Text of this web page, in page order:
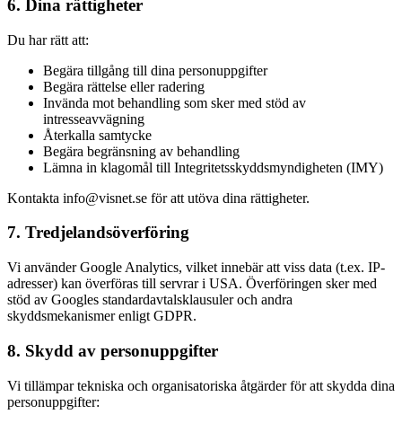
6. Dina rättigheter
Du har rätt att:
Begära tillgång till dina personuppgifter
Begära rättelse eller radering
Invända mot behandling som sker med stöd av
intresseavvägning
Återkalla samtycke
Begära begränsning av behandling
Lämna in klagomål till Integritetsskyddsmyndigheten (IMY)
Kontakta info@visnet.se för att utöva dina rättigheter.
7. Tredjelandsöverföring
Vi använder Google Analytics, vilket innebär att viss data (t.ex. IP-
adresser) kan överföras till servrar i USA. Överföringen sker med
stöd av Googles standardavtalsklausuler och andra
skyddsmekanismer enligt GDPR.
8. Skydd av personuppgifter
Vi tillämpar tekniska och organisatoriska åtgärder för att skydda dina
personuppgifter: